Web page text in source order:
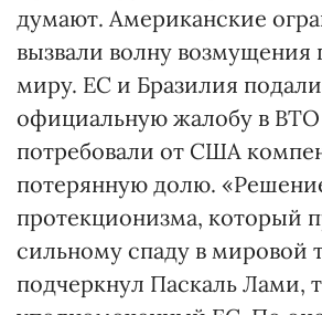
думают. Американские
вызвали волну возмущения
миру. ЕС и Бразилия подали
официальную жалобу в
потребовали от США
потерянную долю.
протекционизма, который
сильному спаду в мировой
подчеркнул Паскаль Лами,